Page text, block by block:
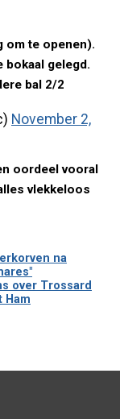
om te openen).
bokaal gelegd.
bal 2/2
November 2,
oordeel vooral
vlekkeloos
na
over Trossard
Ham